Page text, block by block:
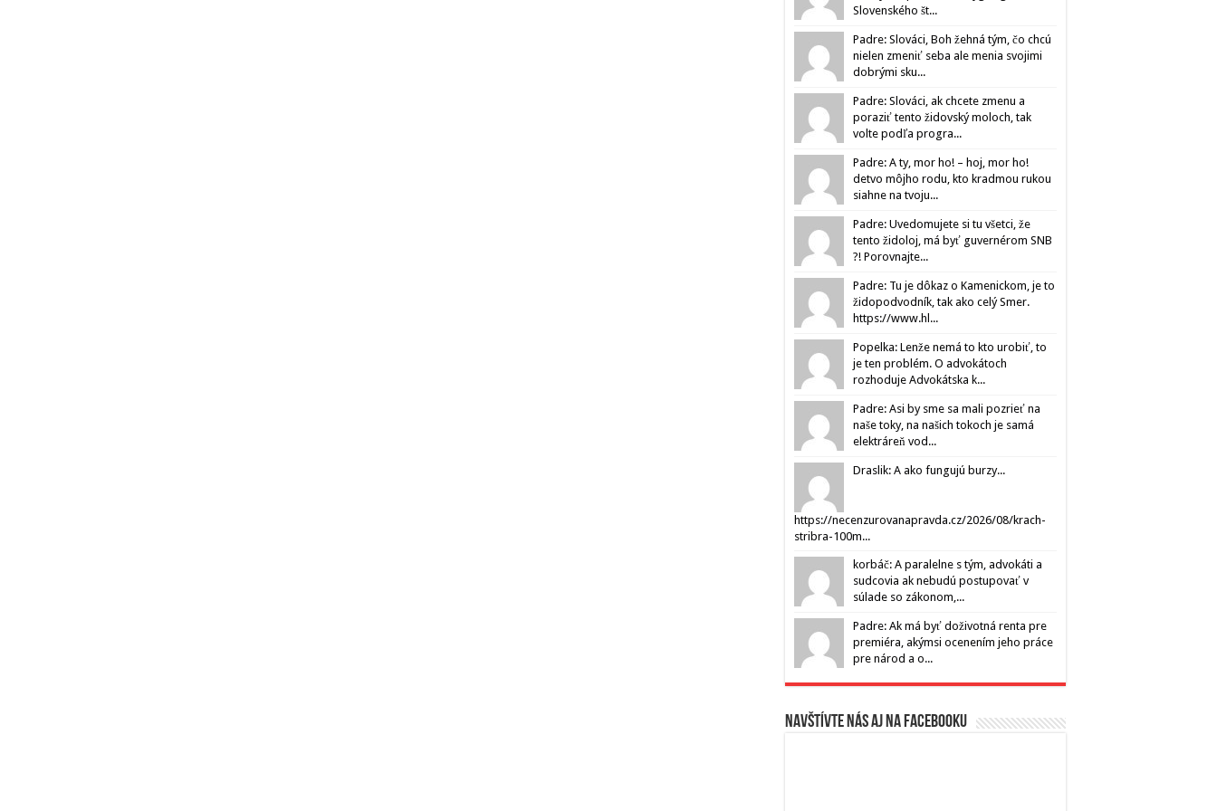
Slovenského št...
Padre: Slováci, Boh žehná tým, čo chcú
nielen zmeniť seba ale menia svojimi
dobrými sku...
Padre: Slováci, ak chcete zmenu a
poraziť tento židovský moloch, tak
volte podľa progra...
Padre: A ty, mor ho! – hoj, mor ho!
detvo môjho rodu, kto kradmou rukou
siahne na tvoju...
Padre: Uvedomujete si tu všetci, že
tento židoloj, má byť guvernérom SNB
?! Porovnajte...
Padre: Tu je dôkaz o Kamenickom, je to
židopodvodník, tak ako celý Smer.
https://www.hl...
Popelka: Lenže nemá to kto urobiť, to
je ten problém. O advokátoch
rozhoduje Advokátska k...
Padre: Asi by sme sa mali pozrieť na
naše toky, na našich tokoch je samá
elektráreň vod...
Draslik: A ako fungujú burzy...
https://necenzurovanapravda.cz/2026/08/krach-
stribra-100m...
korbáč: A paralelne s tým, advokáti a
sudcovia ak nebudú postupovať v
súlade so zákonom,...
Padre: Ak má byť doživotná renta pre
premiéra, akýmsi ocenením jeho práce
pre národ a o...
Navštívte nás aj na Facebooku